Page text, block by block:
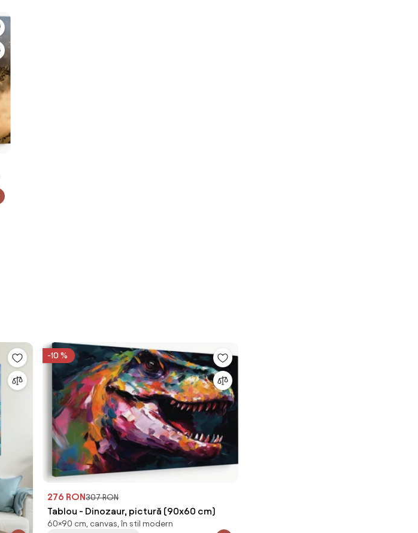
-10 %
276 RON307 RON
Tablou - Dinozaur, pictură (90x60 cm)
60×90 cm, canvas, în stil modern